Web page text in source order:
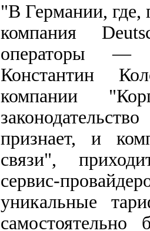
"В Германии, где,
компания
операторы —
Константин
компании
признает, и
связи",
сервис-
уникальные
самостоятельно